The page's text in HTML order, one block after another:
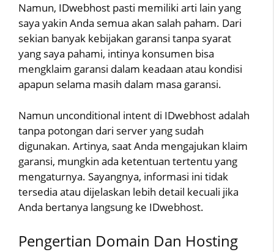
Namun, IDwebhost pasti memiliki arti lain yang
saya yakin Anda semua akan salah paham. Dari
sekian banyak kebijakan garansi tanpa syarat
yang saya pahami, intinya konsumen bisa
mengklaim garansi dalam keadaan atau kondisi
apapun selama masih dalam masa garansi.
Namun unconditional intent di IDwebhost adalah
tanpa potongan dari server yang sudah
digunakan. Artinya, saat Anda mengajukan klaim
garansi, mungkin ada ketentuan tertentu yang
mengaturnya. Sayangnya, informasi ini tidak
tersedia atau dijelaskan lebih detail kecuali jika
Anda bertanya langsung ke IDwebhost.
Pengertian Domain Dan Hosting